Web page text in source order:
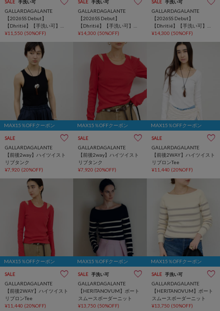
SALE 手洗い可
GALLARDAGALANTE
【2026SS Debut】
【Dhritië】【手洗い可】バ
ックレースシャツ
¥11,550 (50%OFF)
SALE 手洗い可
GALLARDAGALANTE
【2026SS Debut】
【Dhritië】【手洗い可】レ
ースパッチワークワンピー
ス
¥14,300 (50%OFF)
SALE 手洗い可
GALLARDAGALANTE
【2026SS Debut】
【Dhritië】【手洗い可】レ
ースパッチワークワンピー
ス
¥14,300 (50%OFF)
MAX15％OFFクーポン
SALE
GALLARDAGALANTE
【前後2way】ハイツイスト
リブタンク
¥7,920 (20%OFF)
MAX15％OFFクーポン
SALE
GALLARDAGALANTE
【前後2way】ハイツイスト
リブタンク
¥7,920 (20%OFF)
MAX15％OFFクーポン
SALE
GALLARDAGALANTE
【前後2WAY】ハイツイスト
リブロンTee
¥11,440 (20%OFF)
MAX15％OFFクーポン
SALE
GALLARDAGALANTE
【前後2WAY】ハイツイスト
リブロンTee
¥11,440 (20%OFF)
MAX15％OFFクーポン
SALE 手洗い可
GALLARDAGALANTE
【HERITANOVUM】ボート
スムースボーダーニット
¥13,750 (50%OFF)
MAX15％OFFクーポン
SALE 手洗い可
GALLARDAGALANTE
【HERITANOVUM】ボート
スムースボーダーニット
¥13,750 (50%OFF)